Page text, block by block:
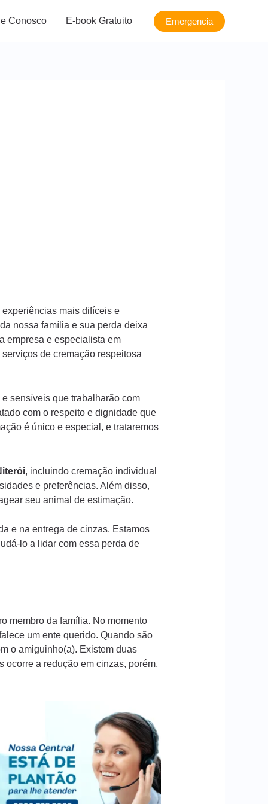
Conosco E-book Gratuito Emergencia
mais difíceis e
nossa família e sua perda deixa
empresa e especialista em
serviços de cremação respeitosa
sensíveis que trabalharão com
com o respeito e dignidade que
é único e especial, e trataremos
, incluindo cremação individual
e preferências. Além disso,
seu animal de estimação.
e na entrega de cinzas. Estamos
lo a lidar com essa perda de
membro da família. No momento
um ente querido. Quando são
o amiguinho(a). Existem duas
ocorre a redução em cinzas, porém,